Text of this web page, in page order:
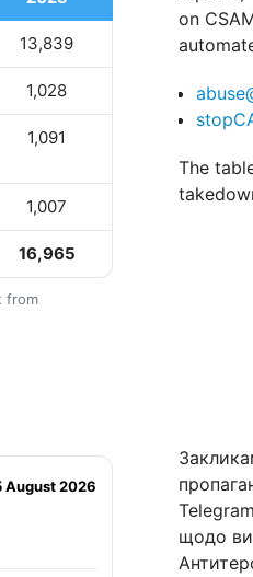
13,839
1,028
1,091
1,007
16,965
from
on
The
щодо